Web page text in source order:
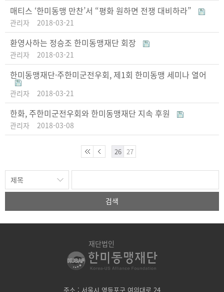
매티스 ‘한미동맹 만찬’서 “평화 원하면 전쟁 대비하라”
관리자 2018-03-21
환영사하는 정승조 한미동맹재단 회장
관리자 2018-03-21
한미동맹재단·주한미군전우회, 제1회 한미동맹 세미나 열어
관리자 2018-03-21
한화, 주한미군전우회와 한미동맹재단 지속 후원
관리자 2018-03-08
26 27
검색
재단법인
주소 : 서울시 영등포구 여의대로 24